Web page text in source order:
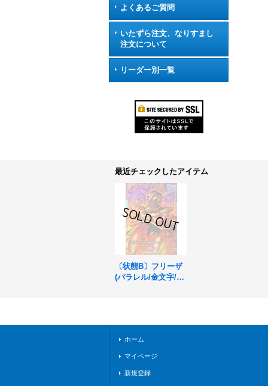
よくあるご質問
いたずら注文、なりすまし
注文について
リーダー別一覧
最近チェックしたアイテム
〔状態B〕フリーザ
(パラレル/金文字/ポ
ホーム
マイページ
新規登録